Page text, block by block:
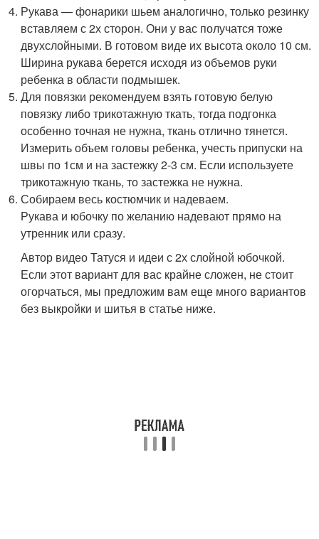
Рукава — фонарики шьем аналогично, только резинку
вставляем с 2х сторон. Они у вас получатся тоже
двухслойными. В готовом виде их высота около 10 см.
Ширина рукава берется исходя из объемов руки
ребенка в области подмышек.
Для повязки рекомендуем взять готовую белую
повязку либо трикотажную ткать, тогда подгонка
особенно точная не нужна, ткань отлично тянется.
Измерить объем головы ребенка, учесть припуски на
швы по 1см и на застежку 2-3 см. Если используете
трикотажную ткань, то застежка не нужна.
Собираем весь костюмчик и надеваем.
Рукава и юбочку по желанию надевают прямо на
утренник или сразу.
Автор видео Татуся и идеи с 2х слойной юбочкой.
Если этот вариант для вас крайне сложен, не стоит
огорчаться, мы предложим вам еще много вариантов
без выкройки и шитья в статье ниже.